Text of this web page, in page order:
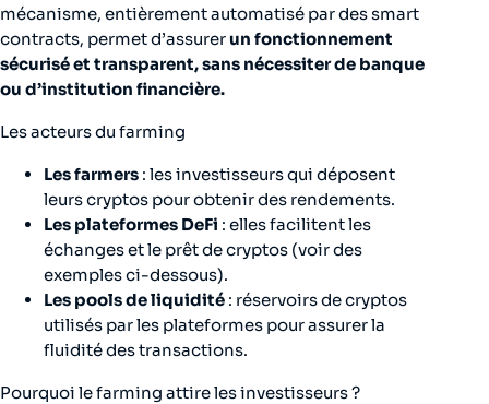
mécanisme, entièrement automatisé par des smart
contracts, permet d’assurerun fonctionnement
sécurisé et transparent, sans nécessiter de banque
ou d’institution financière.
Les acteurs du farming
Les farmers : les investisseurs qui déposent
leurs cryptos pour obtenir des rendements.
Les plateformes DeFi : elles facilitent les
échanges et le prêt de cryptos (voir des
exemples ci-dessous).
Les pools de liquidité : réservoirs de cryptos
utilisés par les plateformes pour assurer la
fluidité des transactions.
Pourquoi le farming attire les investisseurs ?